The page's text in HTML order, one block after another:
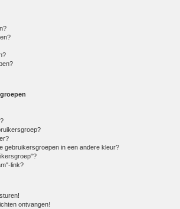
gebruikersgroepen in een andere kleur?
link?
ontvangen!